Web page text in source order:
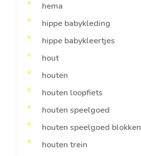
hema
hippe babykleding
hippe babykleertjes
hout
houten
houten loopfiets
houten speelgoed
houten speelgoed blokken
houten trein